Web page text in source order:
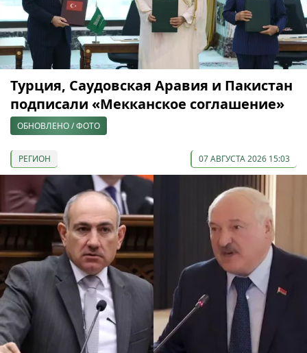
Турция, Саудовская Аравия и Пакистан
подписали «Мекканское соглашение»
ОБНОВЛЕНО / ФОТО
РЕГИОН 07 АВГУСТА 2026 15:03